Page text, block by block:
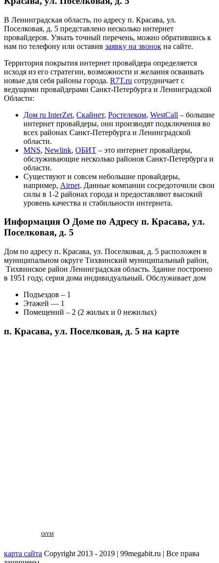
В Ленинградская область, по адресу п. Красава, ул.
Поселковая, д. 5 представлено несколько интернет
провайдеров. Узнать точный перечень, можно обратившись к
нам по телефону или оставив заявку на звонок на сайте.
Территория покрытия интернет провайдера определяется
исходя из его стратегии, возможности и желания осваивать
новые для себя районы города. R7T.ru сотрудничает с
ведущими провайдерами Санкт-Петербурга и Ленинградской
Области:
Дом ru InterZet, Скайнет, Ростелеком, WestCall – большие
интернет провайдеры, они производят подключения во
всех районах Санкт-Петербурга и Ленинградской
области.
MNS, Newlink, ОБИТ – это интернет провайдеры,
обслуживающие несколько районов Санкт-Петербурга и
области.
Существуют и совсем небольшие провайдеры,
например, Airnet. Данные компании сосредоточили свои
силы в 1-2 районах города и предоставляют высокий
уровень качества и стабильности интернета.
Информация О Доме по Адресу п. Красава, ул.
Поселковая, д. 5
Дом по адресу п. Красава, ул. Поселковая, д. 5 расположен в
муниципальном округе Тихвинский муниципальный район,
Тихвинское район Ленинградская область. Здание построено
в 1951 году, серия дома индивидуальный. Обслуживает дом
Подъездов – 1
Этажей — 1
Помещений – 2 (2 жилых и 0 нежилых)
п. Красава, ул. Поселковая, д. 5 на карте
OiYM
карта сайта Copyright 2013 - 2019 | 99megabit.ru | Все права